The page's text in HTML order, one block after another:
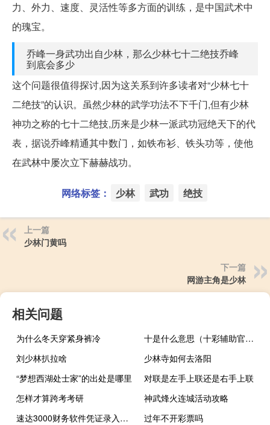
力、外力、速度、灵活性等多方面的训练，是中国武术中
的瑰宝。
乔峰一身武功出自少林，那么少林七十二绝技乔峰
到底会多少
这个问题很值得探讨,因为这关系到许多读者对“少林七十
二绝技”的认识。虽然少林的武学功法不下千门,但有少林
神功之称的七十二绝技,历来是少林一派武功冠绝天下的代
表，据说乔峰精通其中数门，如铁布衫、铁头功等，使他
在武林中屡次立下赫赫战功。
网络标签： 少林 武功 绝技
上一篇
少林门黄吗
下一篇
网游主角是少林
相关问题
为什么冬天穿紧身裤冷
十是什么意思（十彩辅助官方网站）
刘少林扒拉啥
少林寺如何去洛阳
“梦想西湖处士家”的出处是哪里
对联是左手上联还是右手上联
怎样才算跨考考研
神武烽火连城活动攻略
速达3000财务软件凭证录入功能怎样操作（速达3000财务软件）
过年不开彩票吗